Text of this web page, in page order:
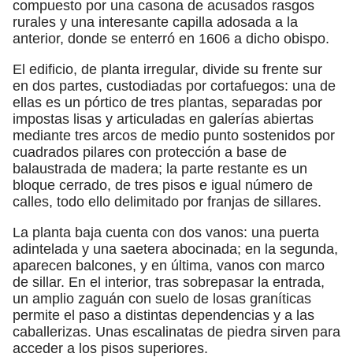
compuesto por una casona de acusados rasgos
rurales y una interesante capilla adosada a la
anterior, donde se enterró en 1606 a dicho obispo.
El edificio, de planta irregular, divide su frente sur
en dos partes, custodiadas por cortafuegos: una de
ellas es un pórtico de tres plantas, separadas por
impostas lisas y articuladas en galerías abiertas
mediante tres arcos de medio punto sostenidos por
cuadrados pilares con protección a base de
balaustrada de madera; la parte restante es un
bloque cerrado, de tres pisos e igual número de
calles, todo ello delimitado por franjas de sillares.
La planta baja cuenta con dos vanos: una puerta
adintelada y una saetera abocinada; en la segunda,
aparecen balcones, y en última, vanos con marco
de sillar. En el interior, tras sobrepasar la entrada,
un amplio zaguán con suelo de losas graníticas
permite el paso a distintas dependencias y a las
caballerizas. Unas escalinatas de piedra sirven para
acceder a los pisos superiores.